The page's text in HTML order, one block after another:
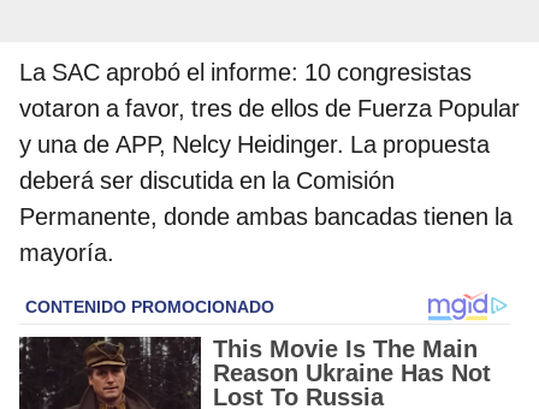
La SAC aprobó el informe: 10 congresistas
votaron a favor, tres de ellos de Fuerza Popular
y una de APP, Nelcy Heidinger. La propuesta
deberá ser discutida en la Comisión
Permanente, donde ambas bancadas tienen la
mayoría.